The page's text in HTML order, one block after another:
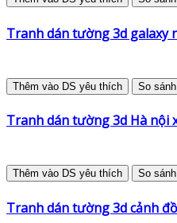
Tranh dán tường 3d galaxy
Thêm vào DS yêu thích So
Tranh dán tường 3d Hà nội
Thêm vào DS yêu thích So
Tranh dán tường 3d cảnh